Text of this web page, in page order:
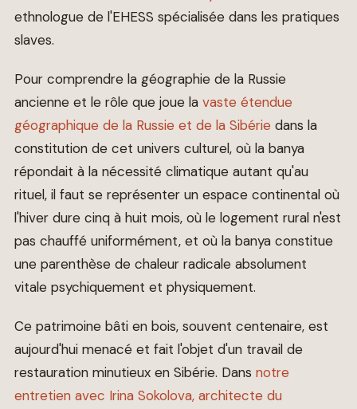
ethnologue de l'EHESS spécialisée dans les pratiques
slaves.
Pour comprendre la géographie de la Russie
ancienne et le rôle que joue la vaste étendue
géographique de la Russie et de la Sibérie dans la
constitution de cet univers culturel, où la banya
répondait à la nécessité climatique autant qu'au
rituel, il faut se représenter un espace continental où
l'hiver dure cinq à huit mois, où le logement rural n'est
pas chauffé uniformément, et où la banya constitue
une parenthèse de chaleur radicale absolument
vitale psychiquement et physiquement.
Ce patrimoine bâti en bois, souvent centenaire, est
aujourd'hui menacé et fait l'objet d'un travail de
restauration minutieux en Sibérie. Dans notre
entretien avec Irina Sokolova, architecte du